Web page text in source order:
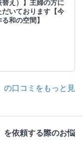
替え）】主婦の方に
だいております【今
和の空間】
の口コミをもっと見
を依頼する際のお悩